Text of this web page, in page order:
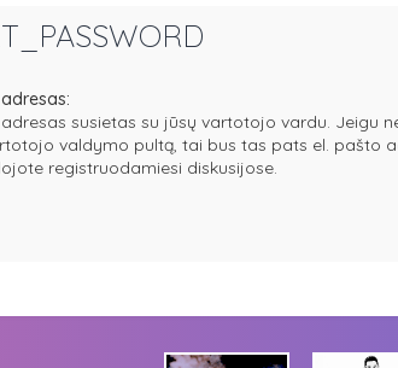
susietas su jūsų vartotojo vardu. Jeigu
valdymo pultą, tai bus tas pats el. pašto
registruodamiesi diskusijose.